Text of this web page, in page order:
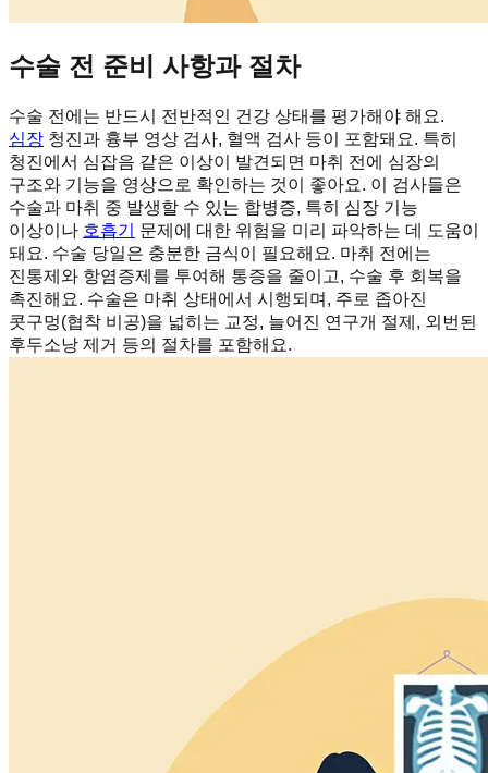
수술 전 준비 사항과 절차
수술 전에는 반드시 전반적인 건강 상태를 평가해야 해요.
심장 청진과 흉부 영상 검사, 혈액 검사 등이 포함돼요. 특히
청진에서 심잡음 같은 이상이 발견되면 마취 전에 심장의
구조와 기능을 영상으로 확인하는 것이 좋아요. 이 검사들은
수술과 마취 중 발생할 수 있는 합병증, 특히 심장 기능
이상이나 호흡기
문제에 대한 위험을 미리 파악하는 데 도움이
돼요. 수술 당일은 충분한 금식이 필요해요. 마취 전에는
진통제와 항염증제를 투여해 통증을 줄이고, 수술 후 회복을
촉진해요. 수술은 마취 상태에서 시행되며, 주로 좁아진
콧구멍(협착 비공)을 넓히는 교정, 늘어진 연구개 절제, 외번된
후두소낭 제거 등의 절차를 포함해요.